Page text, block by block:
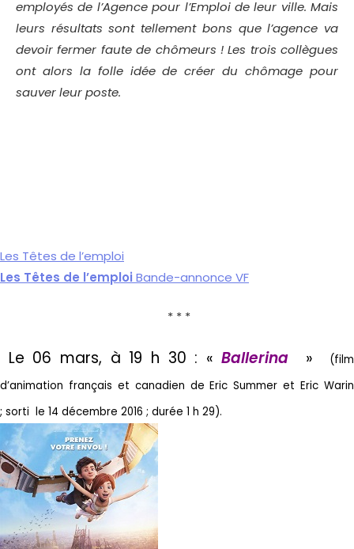
employés de l’Agence pour l’Emploi de leur ville. Mais
leurs résultats sont tellement bons que l’agence va
devoir fermer faute de chômeurs ! Les trois collègues
ont alors la folle idée de créer du chômage pour
sauver leur poste.
Les Têtes de l’emploi
Les Têtes de l’emploi Bande-annonce VF
* * *
Le 06 mars, à 19 h 30 : « Ballerina »
(film
d’animation français et canadien de Eric Summer et Eric Warin
; sorti le 14 décembre 2016 ; durée 1 h 29).